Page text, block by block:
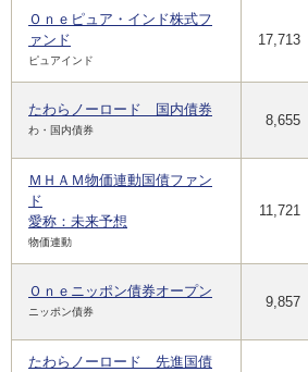
Ｏｎｅピュア・インド株式フ
ァンド
ピュアインド
17,713
たわらノーロード 国内債券
わ・国内債券
8,655
ＭＨＡＭ物価連動国債ファン
ド
愛称：未来予想
物価連動
11,721
Ｏｎｅニッポン債券オープン
ニッポン債券
9,857
たわらノーロード 先進国債